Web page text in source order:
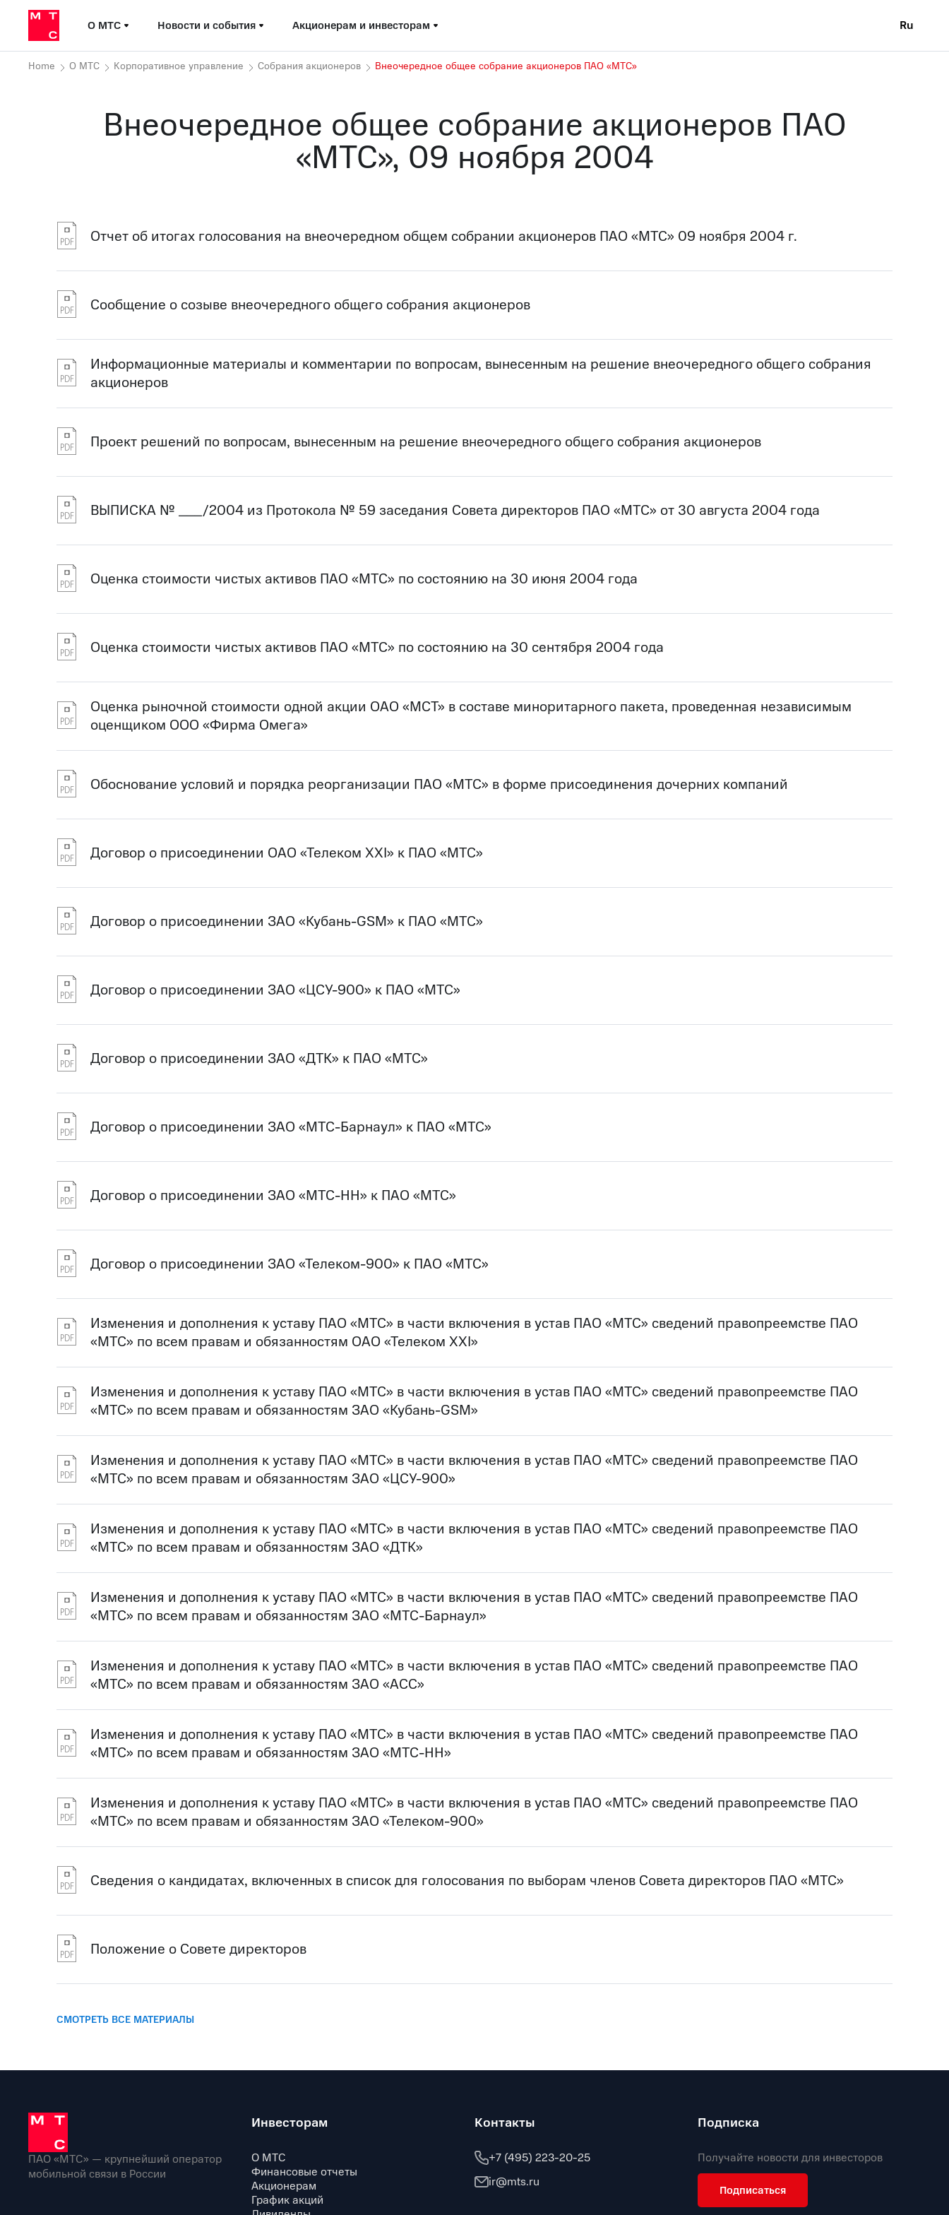
О МТС Новости и события Акционерам и инвесторам Ru
Home О МТС Корпоративное управление Собрания акционеров Внеочередное общее собрание акционеров ПАО «МТС»
Внеочередное общее собрание акционеров ПАО
«МТС», 09 ноября 2004
Отчет об итогах голосования на внеочередном общем собрании акционеров ПАО «МТС» 09 ноября 2004 г.
Сообщение о созыве внеочередного общего собрания акционеров
Информационные материалы и комментарии по вопросам, вынесенным на решение внеочередного общего собрания
акционеров
Проект решений по вопросам, вынесенным на решение внеочередного общего собрания акционеров
ВЫПИСКА № ___/2004 из Протокола № 59 заседания Совета директоров ПАО «МТС» от 30 августа 2004 года
Оценка стоимости чистых активов ПАО «МТС» по состоянию на 30 июня 2004 года
Оценка стоимости чистых активов ПАО «МТС» по состоянию на 30 сентября 2004 года
Оценка рыночной стоимости одной акции ОАО «МСТ» в составе миноритарного пакета, проведенная независимым
оценщиком ООО «Фирма Омега»
Обоснование условий и порядка реорганизации ПАО «МТС» в форме присоединения дочерних компаний
Договор о присоединении ОАО «Телеком XXI» к ПАО «МТС»
Договор о присоединении ЗАО «Кубань-GSM» к ПАО «МТС»
Договор о присоединении ЗАО «ЦСУ-900» к ПАО «МТС»
Договор о присоединении ЗАО «ДТК» к ПАО «МТС»
Договор о присоединении ЗАО «МТС-Барнаул» к ПАО «МТС»
Договор о присоединении ЗАО «МТС-НН» к ПАО «МТС»
Договор о присоединении ЗАО «Телеком-900» к ПАО «МТС»
Изменения и дополнения к уставу ПАО «МТС» в части включения в устав ПАО «МТС» сведений правопреемстве ПАО
«МТС» по всем правам и обязанностям ОАО «Телеком XXI»
Изменения и дополнения к уставу ПАО «МТС» в части включения в устав ПАО «МТС» сведений правопреемстве ПАО
«МТС» по всем правам и обязанностям ЗАО «Кубань-GSM»
Изменения и дополнения к уставу ПАО «МТС» в части включения в устав ПАО «МТС» сведений правопреемстве ПАО
«МТС» по всем правам и обязанностям ЗАО «ЦСУ-900»
Изменения и дополнения к уставу ПАО «МТС» в части включения в устав ПАО «МТС» сведений правопреемстве ПАО
«МТС» по всем правам и обязанностям ЗАО «ДТК»
Изменения и дополнения к уставу ПАО «МТС» в части включения в устав ПАО «МТС» сведений правопреемстве ПАО
«МТС» по всем правам и обязанностям ЗАО «МТС-Барнаул»
Изменения и дополнения к уставу ПАО «МТС» в части включения в устав ПАО «МТС» сведений правопреемстве ПАО
«МТС» по всем правам и обязанностям ЗАО «АСС»
Изменения и дополнения к уставу ПАО «МТС» в части включения в устав ПАО «МТС» сведений правопреемстве ПАО
«МТС» по всем правам и обязанностям ЗАО «МТС-НН»
Изменения и дополнения к уставу ПАО «МТС» в части включения в устав ПАО «МТС» сведений правопреемстве ПАО
«МТС» по всем правам и обязанностям ЗАО «Телеком-900»
Сведения о кандидатах, включенных в список для голосования по выборам членов Совета директоров ПАО «МТС»
Положение о Совете директоров
СМОТРЕТЬ ВСЕ МАТЕРИАЛЫ
ПАО «МТС» — крупнейший оператор
мобильной связи в России
Инвесторам
О МТС
Финансовые отчеты
Акционерам
График акций
Контакты
+7 (495) 223-20-25
ir@mts.ru
Подписка
Получайте новости для инвесторов
Подписаться